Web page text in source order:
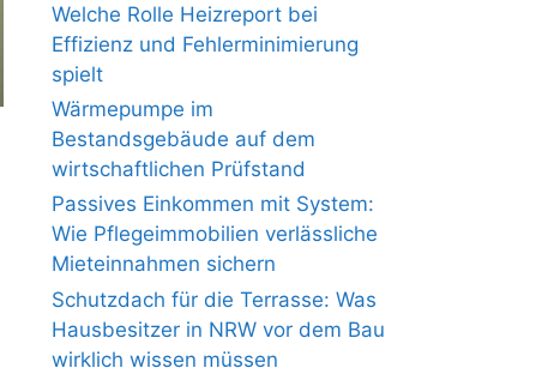
Welche Rolle Heizreport bei
Effizienz und Fehlerminimierung
spielt
Wärmepumpe im
Bestandsgebäude auf dem
wirtschaftlichen Prüfstand
Passives Einkommen mit System:
Wie Pflegeimmobilien verlässliche
Mieteinnahmen sichern
Schutzdach für die Terrasse: Was
Hausbesitzer in NRW vor dem Bau
wirklich wissen müssen